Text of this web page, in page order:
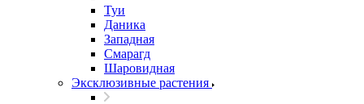
Туи
Даника
Западная
Смарагд
Шаровидная
Эксклюзивные растения